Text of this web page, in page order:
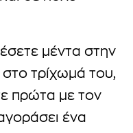
μέντα στην
τρίχωμά του,
πρώτα με τον
ένα